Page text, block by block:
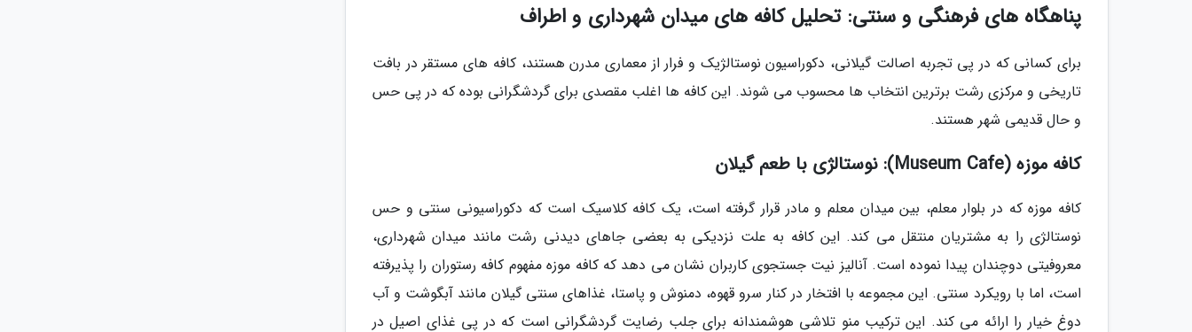
پناهگاه های فرهنگی و سنتی: تحلیل کافه های میدان شهرداری و اطراف
برای کسانی که در پی تجربه اصالت گیلانی، دکوراسیون نوستالژیک و فرار از معماری مدرن هستند، کافه های مستقر در بافت
تاریخی و مرکزی رشت برترین انتخاب ها محسوب می شوند. این کافه ها اغلب مقصدی برای گردشگرانی بوده که در پی حس
و حال قدیمی شهر هستند.
کافه موزه (Museum Cafe): نوستالژی با طعم گیلان
کافه موزه که در بلوار معلم، بین میدان معلم و مادر قرار گرفته است، یک کافه کلاسیک است که دکوراسیونی سنتی و حس
نوستالژی را به مشتریان منتقل می کند. این کافه به علت نزدیکی به بعضی جاهای دیدنی رشت مانند میدان شهرداری،
معروفیتی دوچندان پیدا نموده است. آنالیز نیت جستجوی کاربران نشان می دهد که کافه موزه مفهوم کافه رستوران را پذیرفته
است، اما با رویکرد سنتی. این مجموعه با افتخار در کنار سرو قهوه، دمنوش و پاستا، غذاهای سنتی گیلان مانند آبگوشت و آب
دوغ خیار را ارائه می کند. این ترکیب منو تلاشی هوشمندانه برای جلب رضایت گردشگرانی است که در پی غذای اصیل در